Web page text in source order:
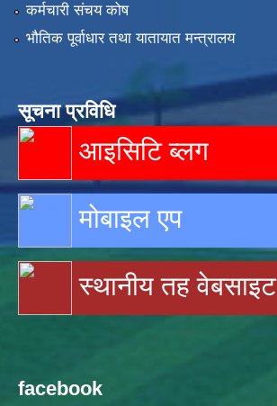
कर्मचारी संचय कोष
भौतिक पूर्वाधार तथा यातायात मन्त्रालय
सूचना प्रविधि
आइसिटि ब्लग
मोबाइल एप
स्थानीय तह वेबसाइट
facebook